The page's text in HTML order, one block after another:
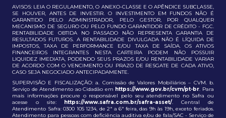
AVISOS: LEIA O REGULAMENTO, O ANEXO-CLASSE E O APÊNDICE SUBCLASSE,
SE HOUVER, ANTES DE INVESTIR. O INVESTIMENTO EM FUNDOS NÃO É
GARANTIDO PELO ADMINISTRADOR, PELO GESTOR, POR QUALQUER
MECANISMO DE SEGURO OU PELO FUNDO GARANTIDOR DE CRÉDITO - FGC.
RENTABILIDADE OBTIDA NO PASSADO NÃO REPRESENTA GARANTIA DE
RESULTADOS FUTUROS. A RENTABILIDADE DIVULGADA NÃO É LÍQUIDA DE
IMPOSTOS, TAXA DE PERFORMANCE E/OU TAXA DE SAÍDA. OS ATIVOS
FINANCEIROS INTEGRANTES NESTA CARTEIRA PODEM NÃO POSSUIR
LIQUIDEZ IMEDIATA, PODENDO SEUS PRAZOS E/OU RENTABILIDADE VARIAR
DE ACORDO COM O VENCIMENTO OU PRAZO DE RESGATE DE CADA ATIVO,
CASO SEJA NEGOCIADO ANTECIPADAMENTE.
SUPERVISÃO E FISCALIZAÇÃO: a. Comissão de Valores Mobiliários – CVM. b.
Serviço de Atendimento ao Cidadão em https://www.gov.br/cvm/pt-br. Para
mais informações procure o responsável pelo seu atendimento no Safra ou
acesse o site: https://www.safra.com.br/safra-asset/. Central de
Atendimento Safra: 0300 105 1234, de 2ª a 6ª feira, das 9h às 19h, exceto feriados.
Atendimento para pessoas com deficiência auditiva e/ou de fala/SAC - Serviço de